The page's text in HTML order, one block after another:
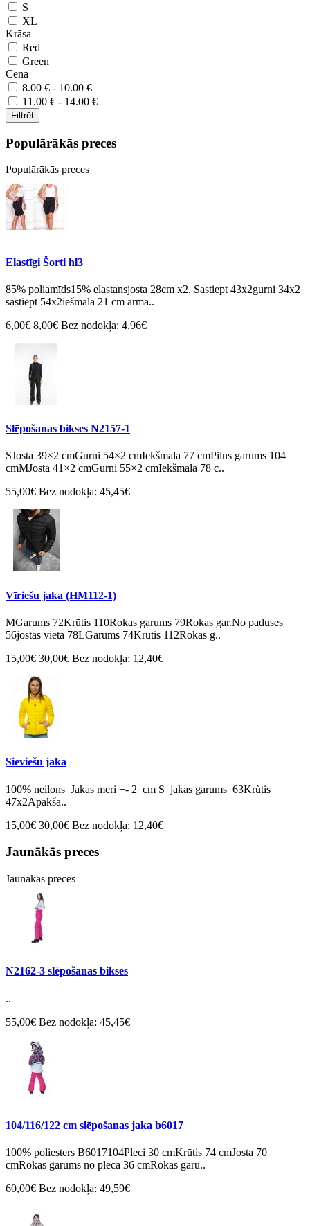
S
XL
Krāsa
Red
Green
Cena
8.00 € - 10.00 €
11.00 € - 14.00 €
Filtrēt
Populārākās preces
Populārākās preces
Elastīgi Šorti hl3
85% poliamīds15% elastansjosta 28cm x2. Sastiept 43x2gurni 34x2
sastiept 54x2iešmala 21 cm arma..
6,00€ 8,00€ Bez nodokļa: 4,96€
Slēpošanas bikses N2157-1
SJosta 39×2 cmGurni 54×2 cmIekšmala 77 cmPilns garums 104
cmMJosta 41×2 cmGurni 55×2 cmIekšmala 78 c..
55,00€ Bez nodokļa: 45,45€
Vīriešu jaka (HM112-1)
MGarums 72Krūtis 110Rokas garums 79Rokas gar.No paduses
56jostas vieta 78LGarums 74Krūtis 112Rokas g..
15,00€ 30,00€ Bez nodokļa: 12,40€
Sieviešu jaka
100% neilons Jakas meri +- 2 cm S jakas garums 63Krùtis
47x2Apakšā..
15,00€ 30,00€ Bez nodokļa: 12,40€
Jaunākās preces
Jaunākās preces
N2162-3 slēpošanas bikses
..
55,00€ Bez nodokļa: 45,45€
104/116/122 cm slēpošanas jaka b6017
100% poliesters B6017104Pleci 30 cmKrūtis 74 cmJosta 70
cmRokas garums no pleca 36 cmRokas garu..
60,00€ Bez nodokļa: 49,59€